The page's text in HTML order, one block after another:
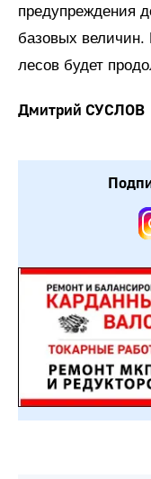
предупреждения
базовых величин.
лесов будет
Дмитрий СУСЛОВ